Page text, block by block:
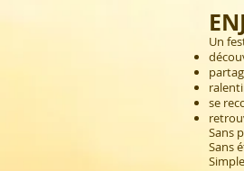
Un
se
Sans
Sans